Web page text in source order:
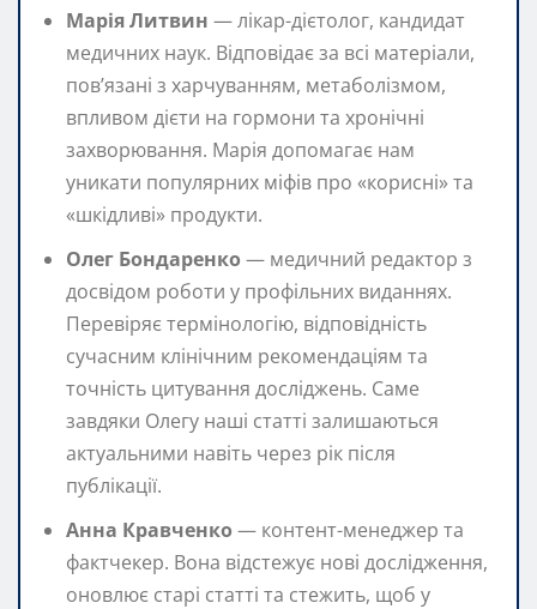
Марія Литвин — лікар-дієтолог, кандидат
медичних наук. Відповідає за всі матеріали,
пов’язані з харчуванням, метаболізмом,
впливом дієти на гормони та хронічні
захворювання. Марія допомагає нам
уникати популярних міфів про «корисні» та
«шкідливі» продукти.
Олег Бондаренко — медичний редактор з
досвідом роботи у профільних виданнях.
Перевіряє термінологію, відповідність
сучасним клінічним рекомендаціям та
точність цитування досліджень. Саме
завдяки Олегу наші статті залишаються
актуальними навіть через рік після
публікації.
Анна Кравченко — контент-менеджер та
фактчекер. Вона відстежує нові дослідження,
оновлює старі статті та стежить, щоб у